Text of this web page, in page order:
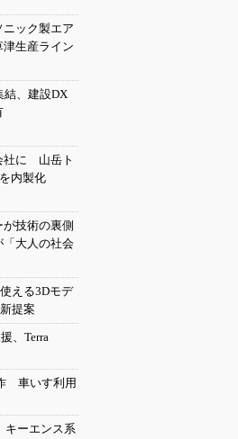
ック製エア
生産ライン
結、建設DX
社に 山岳ト
内製化
技術の裏側
大人の社会
える3Dモデ
提案
、Terra
車いす利用
キーエンス系